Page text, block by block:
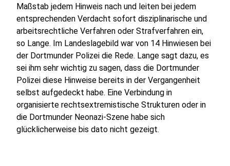
Maßstab jedem Hinweis nach und leiten bei jedem
entsprechenden Verdacht sofort disziplinarische und
arbeitsrechtliche Verfahren oder Strafverfahren ein,
so Lange. Im Landeslagebild war von 14 Hinwiesen bei
der Dortmunder Polizei die Rede. Lange sagt dazu, es
sei ihm sehr wichtig zu sagen, dass die Dortmunder
Polizei diese Hinweise bereits in der Vergangenheit
selbst aufgedeckt habe. Eine Verbindung in
organisierte rechtsextremistische Strukturen oder in
die Dortmunder Neonazi-Szene habe sich
glücklicherweise bis dato nicht gezeigt.